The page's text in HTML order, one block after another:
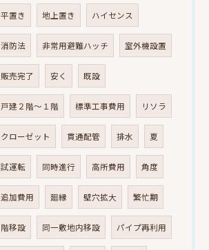
平置き 地上置き ハイセンス
消防法 非常用避難ハッチ 室外機設置
販売完了 安く 既設
戸建２階～１階 標準工事費用 リソラ
クローゼット 貫通配管 排水 夏
試運転 同時進行 高所費用 角度
追加費用 廻縁 壁穴拡大 繁忙期
階移設 同一敷地内移設 パイプ再利用